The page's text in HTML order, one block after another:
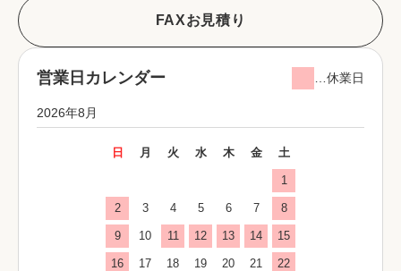
FAXお見積り
営業日カレンダー …休業日
2026年8月
日 月 火 水 木 金 土
1
2 3 4 5 6 7 8
9 10 11 12 13 14 15
16 17 18 19 20 21 22